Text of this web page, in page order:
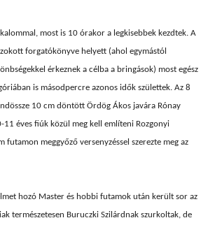
most is 10 órakor a legkisebbek kezdtek. A
forgatókönyve helyett (ahol egymástól
érkeznek a célba a bringások) most egész
is másodpercre azonos idők születtek. Az 8
10 cm döntött Ördög Ákos javára Rónay
11 éves fiúk közül meg kell említeni Rozgonyi
futamon meggyőző versenyzéssel szerezte meg az
hozó Master és hobbi futamok után került sor az
természetesen Buruczki Szilárdnak szurkoltak, de